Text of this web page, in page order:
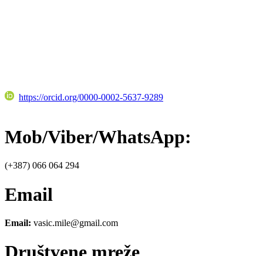
https://orcid.org/0000-0002-5637-9289
Mob/Viber/WhatsApp:
(+387) 066 064 294
Email
Email: vasic.mile@gmail.com
Društvene mreže